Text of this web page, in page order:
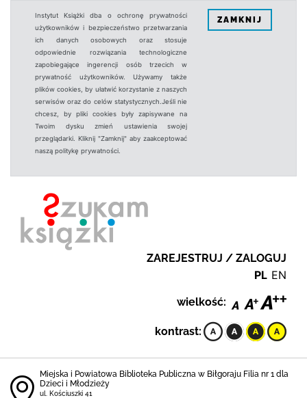
Instytut Książki dba o ochronę prywatności
użytkowników i bezpieczeństwo przetwarzania
ich danych osobowych oraz stosuje
odpowiednie rozwiązania technologiczne
zapobiegające ingerencji osób trzecich w
prywatność użytkowników. Używamy także
plików cookies, by ułatwić korzystanie z naszych
serwisów oraz do celów statystycznych.Jeśli nie
chcesz, by pliki cookies były zapisywane na
Twoim dysku zmień ustawienia swojej
przeglądarki. Kliknij "Zamknij" aby zaakceptować
naszą politykę prywatności.
ZAMKNIJ
ZAREJESTRUJ / ZALOGUJ
PL EN
wielkość:
kontrast:
Miejska i Powiatowa Biblioteka Publiczna w Biłgoraju Filia nr 1 dla
Dzieci i Młodzieży
ul. Kościuszki 41